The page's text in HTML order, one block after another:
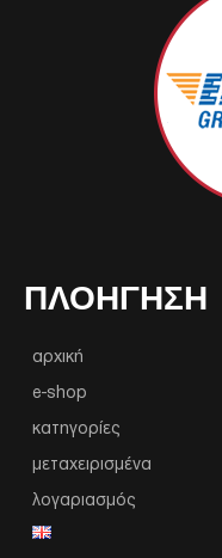
ΠΛΟΉΓΗΣΗ
αρχική
e-shop
κατηγορίες
μεταχειρισμένα
λογαριασμός